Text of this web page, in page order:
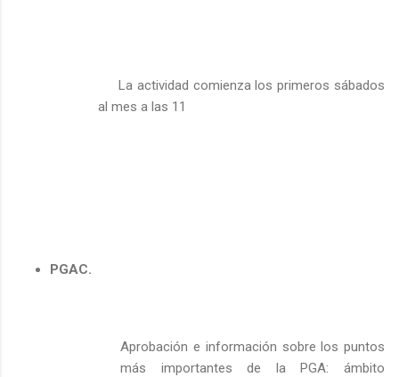
La actividad comienza los primeros sábados
al mes a las 11
PGAC.
Aprobación e información sobre los puntos
más importantes de la PGA: ámbito